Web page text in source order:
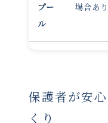
プー
ル
場合あり
保護者が安
くり